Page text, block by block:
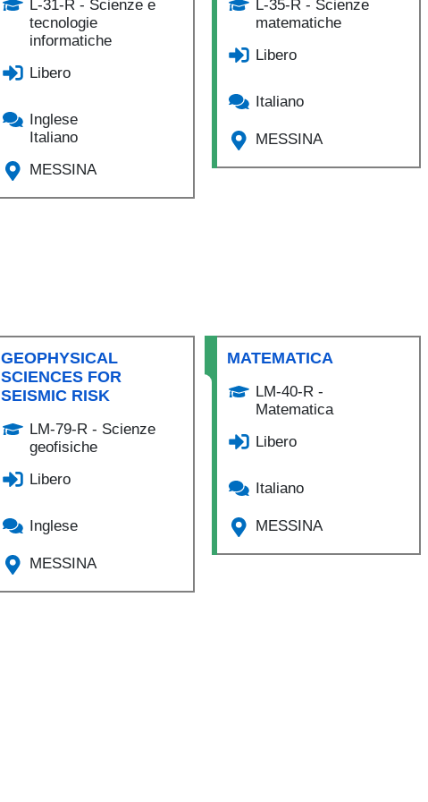
L-31-R - Scienze e
tecnologie
informatiche
Libero
Inglese
Italiano
MESSINA
L-35-R - Scienze
matematiche
Libero
Italiano
MESSINA
GEOPHYSICAL
SCIENCES FOR
SEISMIC RISK
LM-79-R - Scienze
geofisiche
Libero
Inglese
MESSINA
MATEMATICA
LM-40-R -
Matematica
Libero
Italiano
MESSINA